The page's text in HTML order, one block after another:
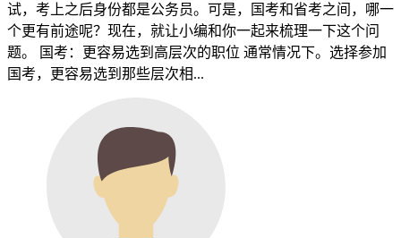
试，考上之后身份都是公务员。可是，国考和省考之间，哪一
个更有前途呢？现在，就让小编和你一起来梳理一下这个问
题。 国考：更容易选到高层次的职位 通常情况下。选择参加
国考，更容易选到那些层次相...